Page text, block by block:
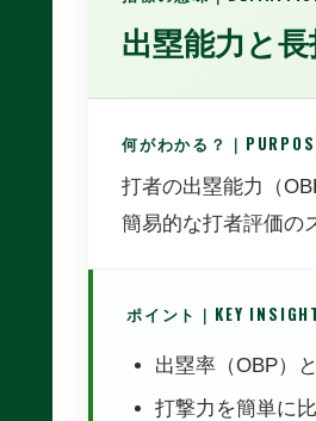
出塁能力と
何がわかる？｜
打者の出塁能力（
簡易的な打者評価の
ポイント｜KEY
出塁率（OBP）
打撃力を簡単に